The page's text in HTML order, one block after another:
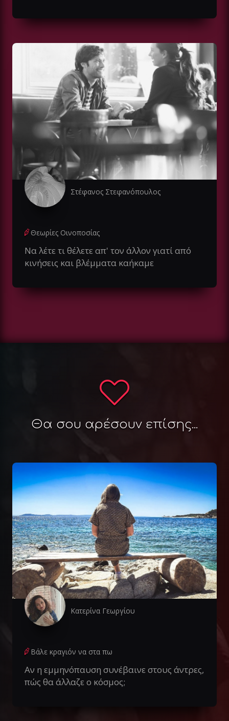
Στέφανος Στεφανόπουλος
Θεωρίες Οινοποσίας
Να λέτε τι θέλετε απ' τον άλλον γιατί από
κινήσεις και βλέμματα καήκαμε
Θα σου αρέσουν επίσης...
Κατερίνα Γεωργίου
Βάλε κραγιόν να στα πω
Αν η εμμηνόπαυση συνέβαινε στους άντρες,
πώς θα άλλαζε ο κόσμος;